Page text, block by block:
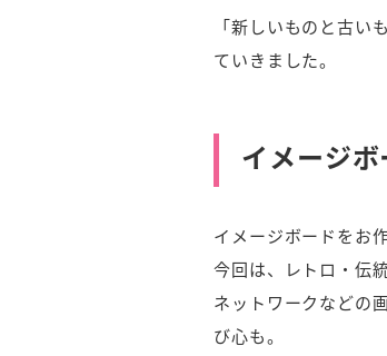
「新しいものと古
ていきました。
イメージ
イメージボードをお
今回は、レトロ・伝
ネットワークなどの
び心も。